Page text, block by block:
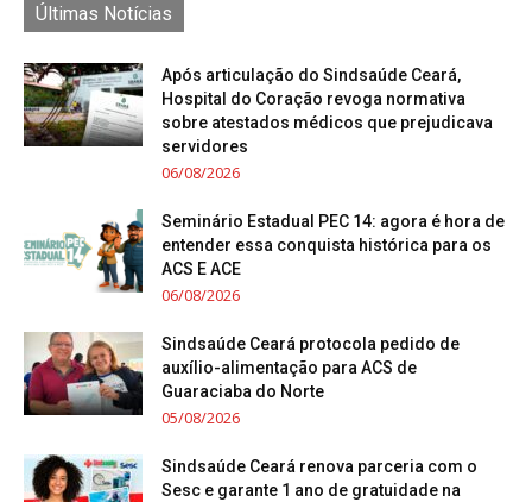
Últimas Notícias
Após articulação do Sindsaúde Ceará,
Hospital do Coração revoga normativa
sobre atestados médicos que prejudicava
servidores
06/08/2026
Seminário Estadual PEC 14: agora é hora de
entender essa conquista histórica para os
ACS E ACE
06/08/2026
Sindsaúde Ceará protocola pedido de
auxílio-alimentação para ACS de
Guaraciaba do Norte
05/08/2026
Sindsaúde Ceará renova parceria com o
Sesc e garante 1 ano de gratuidade na